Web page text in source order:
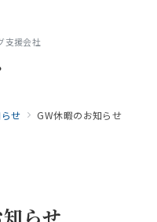
支援会社
せ GW休暇のお知らせ
らせ